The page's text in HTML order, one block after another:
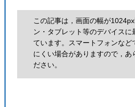
この記事は，画面の幅が
ン・タブレット等のデバイスに
ています。スマートフォンなど
にくい場合がありますので，あ
ださい。